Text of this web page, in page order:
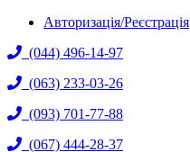
Авторизація/Реєстрація
(044) 496-14-97
(063) 233-03-26
(093) 701-77-88
(067) 444-28-37